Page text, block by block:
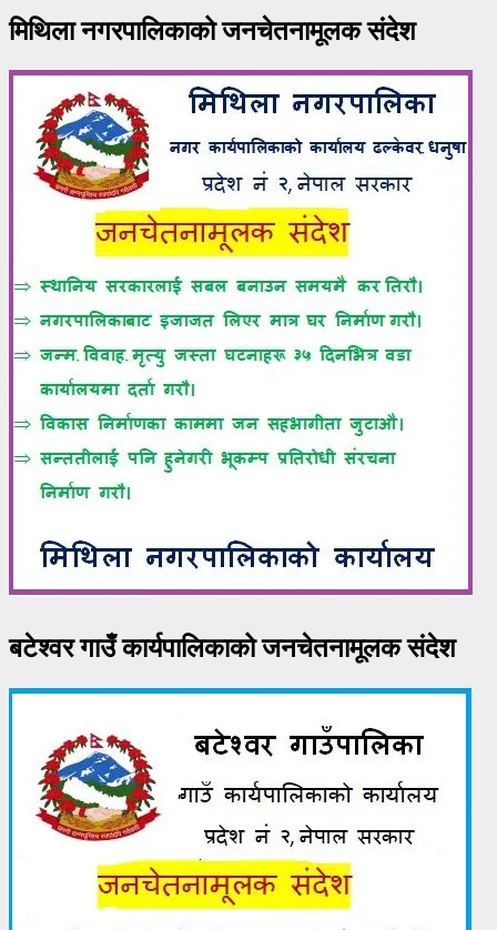
मिथिला नगरपालिकाको जनचेतनामूलक संदेश
बटेश्वर गाउँ कार्यपालिकाको जनचेतनामूलक संदेश